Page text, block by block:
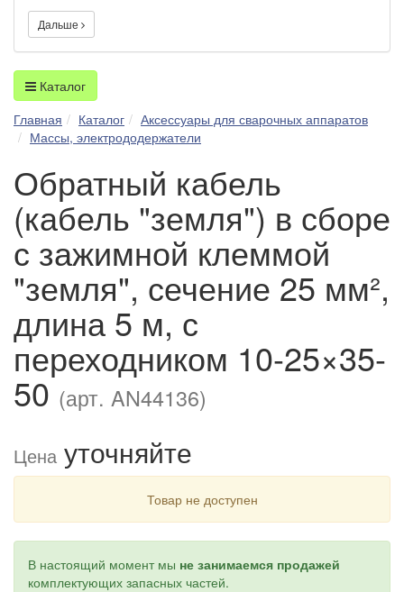
Дальше
Каталог
Главная
Каталог
Аксессуары для сварочных аппаратов
Массы, электрододержатели
Обратный кабель
(кабель "земля") в сборе
с зажимной клеммой
"земля", сечение 25 мм²,
длина 5 м, с
переходником 10-25×35-
50(арт. AN44136)
Цена уточняйте
Товар не доступен
В настоящий момент мы не занимаемся продажей
комплектующих запасных частей.